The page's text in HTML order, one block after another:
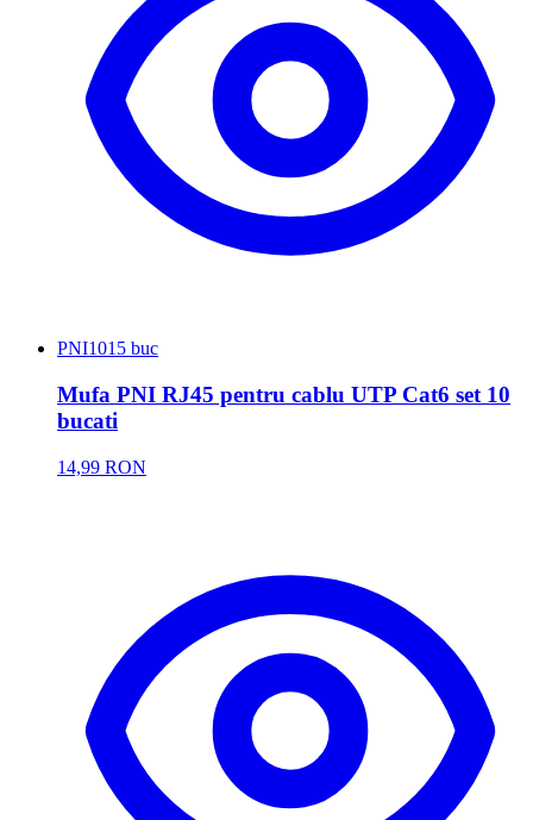
PNI1015 buc
Mufa PNI RJ45 pentru cablu UTP Cat6 set 10
bucati
14,99 RON